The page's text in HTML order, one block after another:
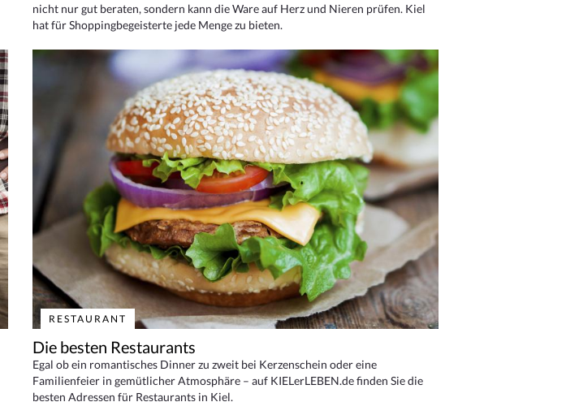
nicht nur gut beraten, sondern kann die Ware auf Herz und Nieren prüfen. Kiel
hat für Shoppingbegeisterte jede Menge zu bieten.
RESTAURANT
Die besten Restaurants
Egal ob ein romantisches Dinner zu zweit bei Kerzenschein oder eine
Familienfeier in gemütlicher Atmosphäre – auf KIELerLEBEN.de finden Sie die
besten Adressen für Restaurants in Kiel.